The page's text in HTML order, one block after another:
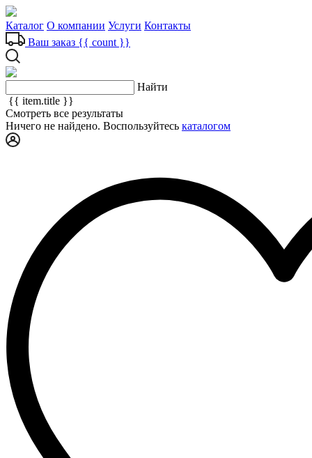
Каталог О компании Услуги Контакты
Ваш заказ {{ count }}
Найти
{{ item.title }}
Смотреть все результаты
Ничего не найдено. Воспользуйтесь каталогом